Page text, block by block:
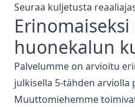
Seuraa kuljetusta
huonekalun
Palvelumme on arvioitu
julkisella 5-tähden arviolla
Muuttomiehemme